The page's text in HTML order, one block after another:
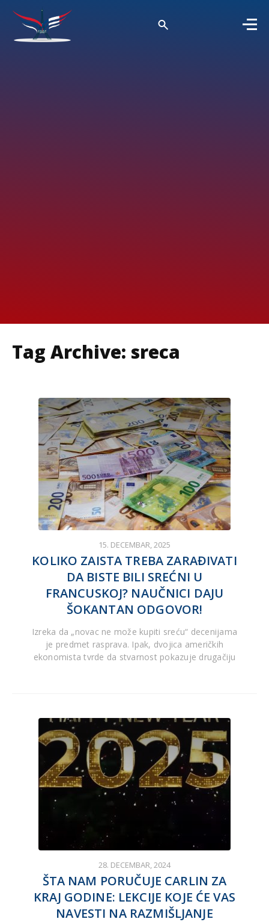
Tag Archive: sreca
15. DECEMBAR, 2025
KOLIKO ZAISTA TREBA ZARAĐIVATI
DA BISTE BILI SREĆNI U
FRANCUSKOJ? NAUČNICI DAJU
ŠOKANTAN ODGOVOR!
Izreka da „novac ne može kupiti sreću“ decenijama
je predmet rasprava. Ipak, dvojica američkih
ekonomista tvrde da stvarnost pokazuje drugačiju
28. DECEMBAR, 2024
ŠTA NAM PORUČUJE CARLIN ZA
KRAJ GODINE: LEKCIJE KOJE ĆE VAS
NAVESTI NA RAZMIŠLJANJE